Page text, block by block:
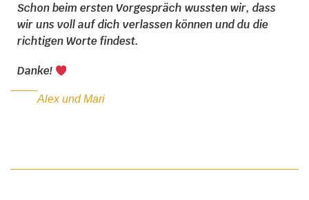
Schon beim ersten Vorgespräch wussten wir, dass
wir uns voll auf dich verlassen können und du die
richtigen Worte findest.
Danke!
Alex und Mari